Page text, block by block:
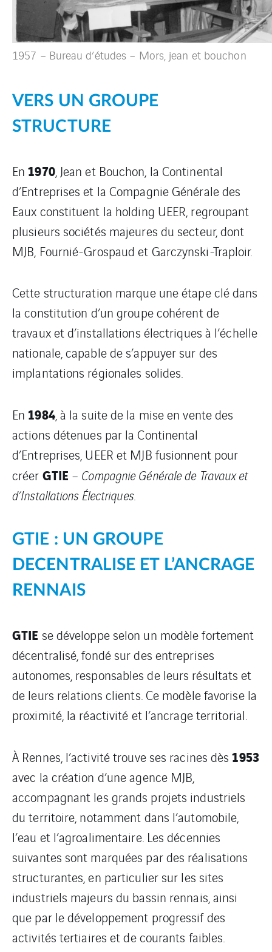
1957 – Bureau d’études – Mors, jean et bouchon
VERS UN GROUPE
STRUCTURE
En1970, Jean et Bouchon, la Continental
d’Entreprises et la Compagnie Générale des
Eaux constituent la holding UEER, regroupant
plusieurs sociétés majeures du secteur, dont
MJB, Fournié-Grospaud et Garczynski-Traploir.
Cette structuration marque une étape clé dans
la constitution d’un groupe cohérent de
travaux et d’installations électriques à l’échelle
nationale, capable de s’appuyer sur des
implantations régionales solides.
En1984, à la suite de la mise en vente des
actions détenues par la Continental
d’Entreprises, UEER et MJB fusionnent pour
créer GTIE – Compagnie Générale de Travaux et
d’Installations Électriques.
GTIE : UN GROUPE
DECENTRALISE ET L’ANCRAGE
RENNAIS
GTIE se développe selon un modèle fortement
décentralisé, fondé sur des entreprises
autonomes, responsables de leurs résultats et
de leurs relations clients. Ce modèle favorise la
proximité, la réactivité et l’ancrage territorial.
À Rennes, l’activité trouve ses racines dès1953
avec la création d’une agence MJB,
accompagnant les grands projets industriels
du territoire, notamment dans l’automobile,
l’eau et l’agroalimentaire. Les décennies
suivantes sont marquées par des réalisations
structurantes, en particulier sur les sites
industriels majeurs du bassin rennais, ainsi
que par le développement progressif des
activités tertiaires et de courants faibles.